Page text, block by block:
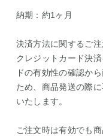
納期：約1ヶ月
決済方法に関するご
クレジットカード決
ドの有効性の確認か
ため、商品発送の際
いたします。
ご注文時は有効でも